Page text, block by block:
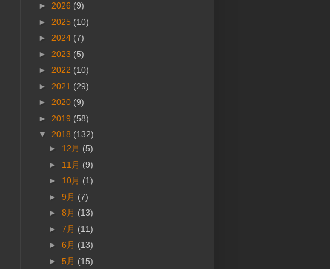
► 2026 (9)
► 2025 (10)
► 2024 (7)
► 2023 (5)
► 2022 (10)
► 2021 (29)
► 2020 (9)
► 2019 (58)
▼ 2018 (132)
► 12月 (5)
► 11月 (9)
► 10月 (1)
► 9月 (7)
► 8月 (13)
► 7月 (11)
► 6月 (13)
► 5月 (15)